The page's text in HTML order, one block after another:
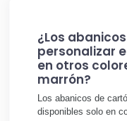
¿Los
personalizar
en otros
marrón?
Los abanicos de
disponibles solo en